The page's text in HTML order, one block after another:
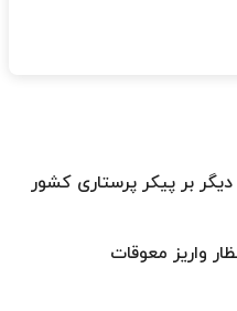
بر پیکر پرستاری کشور
واریز معوقات